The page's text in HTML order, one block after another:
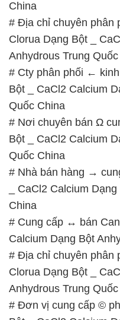
Quốc China
# Nhà bán hàng →
_ CaCl2 Calcium Dạng
China
# Cung cấp ↔ bán
Calcium Dạng Bột
# Địa chỉ chuyên phân
Clorua Dạng Bột _
Anhydrous Trung
# Đơn vị cung cấp ©
Bột _ CaCl2 Calcium
Quốc China
📞 PHÒNG KINH
ĐẮC TRƯỜNG PHÁT
🌐 Website: https://
📞 Hotline:
– 0933.920.505 –